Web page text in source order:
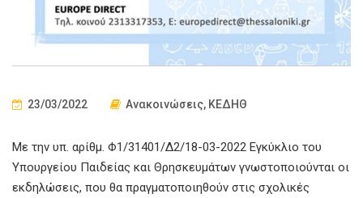
23/03/2022 Ανακοινώσεις, ΚΕΔΗΘ
Με την υπ. αρίθμ. Φ1/31401/Δ2/18-03-2022 Εγκύκλιο του
Υπουργείου Παιδείας και Θρησκευμάτων γνωστοποιούνται οι
εκδηλώσεις, που θα πραγματοποιηθούν στις σχολικές